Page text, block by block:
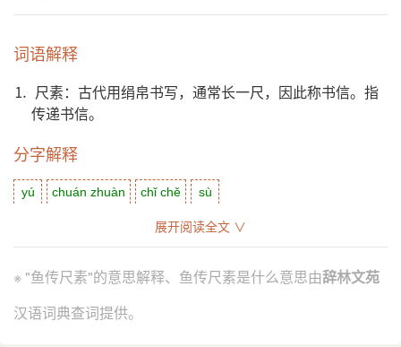
词语解释
⒈ 尺素：古代用绢帛书写，通常长一尺，因此称书信。指
传递书信。
分字解释
yú chuán zhuàn chǐ chě sù
展开阅读全文 ∨
※ "鱼传尺素"的意思解释、鱼传尺素是什么意思由辞林文苑
汉语词典查词提供。